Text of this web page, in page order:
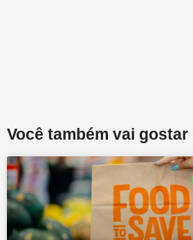
Você também vai gostar